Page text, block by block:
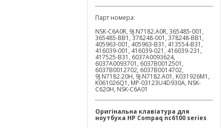
Парт номера:
NSK-C6A0R, 9J.N7182.A0R, 365485-001,
365485-BB1, 378248-001, 378248-BB1,
405963-001, 405963-B31, 413554-B31,
416039-001, 416039-021, 416039-231,
417525-B31, 6037A0093624,
6037A0093701, 6037B0012501,
6037B0012702, 6037B0014702,
9J.N7182.20H, 9J.N7182.A01, K031926M1,
K061026Q1, MP-03123U4D930A, NSK-
C620H, NSK-C6A01
Оригінальна клавіатура для
ноутбука HP Compaq nc6100 series